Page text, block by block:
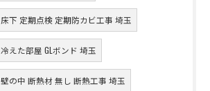
床下 定期点検 定期防カビ工事 埼玉
冷えた部屋 GLボンド 埼玉
壁の中 断熱材 無し 断熱工事 埼玉